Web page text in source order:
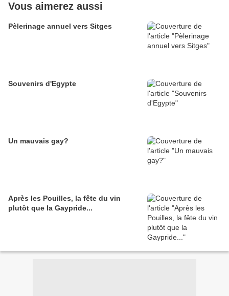
Vous aimerez aussi
Pèlerinage annuel vers Sitges
Souvenirs d'Egypte
Un mauvais gay?
Après les Pouilles, la fête du vin
plutôt que la Gaypride...